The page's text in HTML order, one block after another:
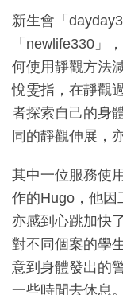
新生會「
「newlife330」
何使用靜觀方法
悅雯指，在靜觀
者探索自己的身
同的靜觀伸展，
其中一位服務使
作的Hugo，他因
亦感到心跳加快
對不同個案的學
意到身體發出的
一些時間去休息。